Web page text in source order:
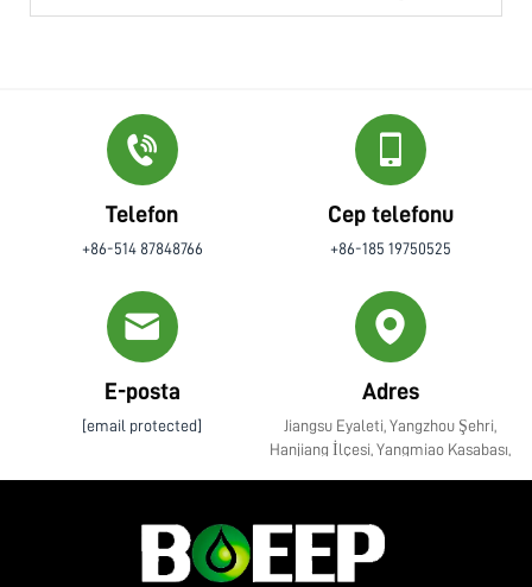
Telefon
+86-514 87848766
Cep telefonu
+86-185 19750525
E-posta
[email protected]
Adres
Jiangsu Eyaleti, Yangzhou Şehri,
Hanjiang İlçesi, Yangmiao Kasabası,